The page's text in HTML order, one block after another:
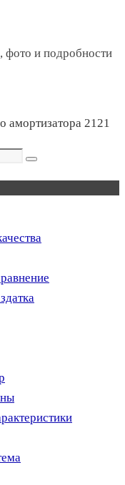
фото и подробности
амортизатора 2121
Поиск